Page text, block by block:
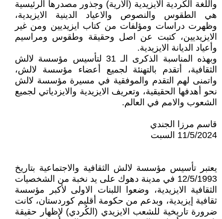
واللغة الكُردية الايزيدية (الآرية) وجذور مصدرها الرئيسية
هي الطقوس والنصوص والاعياد الدينية الايزيدية،
وظهرت دراسات ومؤلفات من كتاب ايزيديين ومن غير
الايزيديين، كتبت عن اصل وحقيقة وطقوس ومراسيم
وأعياد الديانة الايزيدية.
وبهذه المناسبة الذكرى الـ 31 لتأسيس مؤسسة لالش
الثقافية، أتقدم بالتهنئة لجميع أعضاء مؤسسة لالش،
واتمنى لهم التقدم والموفقية في مسيرة مؤسسة لالش
نحو أهدفها الحقيقية، وتعريف الايزيدية والايزدياتي لجميع
الشعوب والامم في العالم.
قاسم مرزا الجندي
11/5/2024 السبت
يعتبر تأسيس مؤسسة لالش الثقافية والاجتماعية بتاريخ
12/5/1993 في مدينة دهوك على يد نخبة من الشخصيات
الثقافية الايزيدية، وضعوا اللبنات الاولى لأكبر مؤسسة
ثقافية إيزيدية، وبدعم من حكومة أقليم كوردستان، كانت
ضرورة تاريخية للشعب الايزيدي (الكُردي) لإظهار حقيقة